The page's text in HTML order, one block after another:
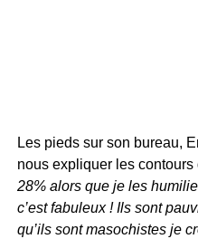
Les pieds sur son bureau,
nous expliquer les contours
28% alors que je les
c’est fabuleux ! Ils sont
qu’ils sont masochistes je